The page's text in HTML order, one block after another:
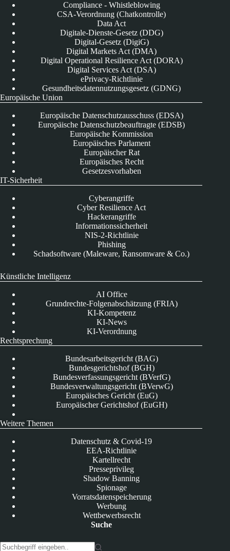
Compliance - Whistleblowing
CSA-Verordnung (Chatkontrolle)
Data Act
Digitale-Dienste-Gesetz (DDG)
Digital-Gesetz (DigiG)
Digital Markets Act (DMA)
Digital Operational Resilience Act (DORA)
Digital Services Act (DSA)
ePrivacy-Richtlinie
Gesundheitsdatennutzungsgesetz (GDNG)
Europäische Union
Europäische Datenschutzausschuss (EDSA)
Europäische Datenschutzbeauftragte (EDSB)
Europäische Kommission
Europäisches Parlament
Europäischer Rat
Europäisches Recht
Gesetzesvorhaben
IT-Sicherheit
Cyberangriffe
Cyber Resilience Act
Hackerangriffe
Informationssicherheit
NIS-2-Richtlinie
Phishing
Schadsoftware (Maleware, Ransomware & Co.)
Künstliche Intelligenz
AI Office
Grundrechte-Folgenabschätzung (FRIA)
KI-Kompetenz
KI-News
KI-Verordnung
Rechtsprechung
Bundesarbeitsgericht (BAG)
Bundesgerichtshof (BGH)
Bundesverfassungsgericht (BVerfG)
Bundesverwaltungsgericht (BVerwG)
Europäisches Gericht (EuG)
Europäischer Gerichtshof (EuGH)
Weitere Themen
Datenschutz & Covid-19
EEA-Richtlinie
Kartellrecht
Presseprivileg
Shadow Banning
Spionage
Vorratsdatenspeicherung
Werbung
Wettbewerbsrecht
Suche